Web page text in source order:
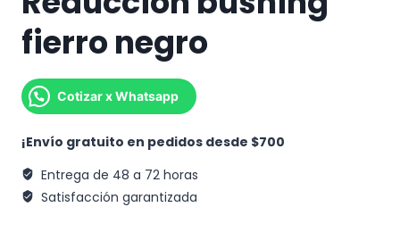
fierro negro
Cotizar x Whatsapp
¡Envío gratuito en pedidos desde $700
Entrega de 48 a 72 horas
Satisfacción garantizada